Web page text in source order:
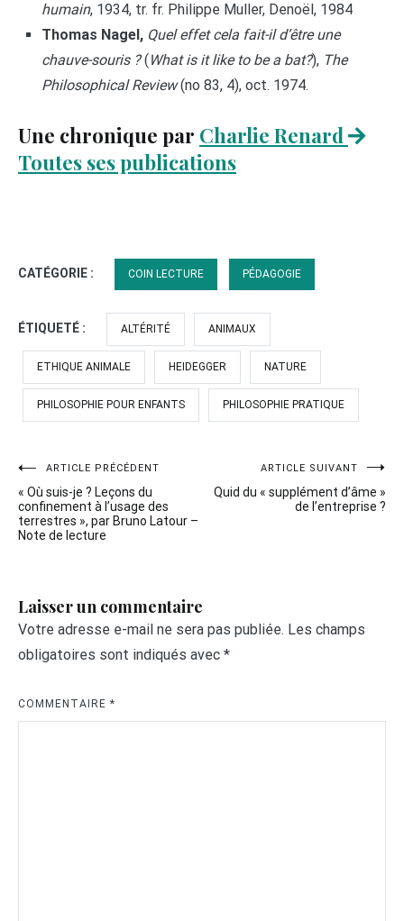
humain, 1934, tr. fr. Philippe Muller, Denoël, 1984
Thomas Nagel, Quel effet cela fait-il d’être une
chauve-souris ?(What is it like to be a bat?), The
Philosophical Review(no 83, 4), oct. 1974.
Une chronique par Charlie Renard
Toutes ses publications
CATÉGORIE : COIN LECTURE PÉDAGOGIE
ÉTIQUETÉ : ALTÉRITÉ ANIMAUX
ETHIQUE ANIMALE HEIDEGGER NATURE
PHILOSOPHIE POUR ENFANTS PHILOSOPHIE PRATIQUE
Navigation
de
l’article
ARTICLE PRÉCÉDENT
« Où suis-je ? Leçons du
confinement à l’usage des
terrestres », par Bruno Latour –
Note de lecture
ARTICLE SUIVANT
Quid du « supplément d’âme »
de l’entreprise ?
Laisser un commentaire
Votre adresse e-mail ne sera pas publiée. Les champs
obligatoires sont indiqués avec *
COMMENTAIRE *